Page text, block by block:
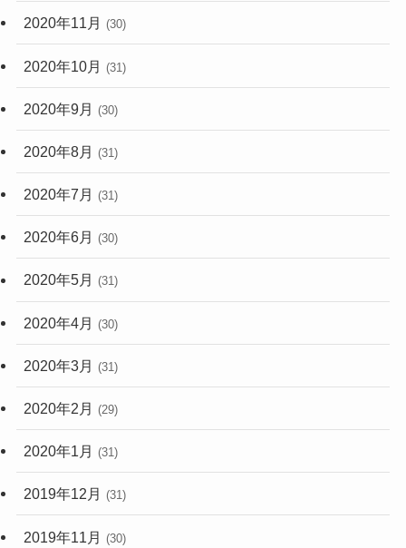
2020年11月 (30)
2020年10月 (31)
2020年9月 (30)
2020年8月 (31)
2020年7月 (31)
2020年6月 (30)
2020年5月 (31)
2020年4月 (30)
2020年3月 (31)
2020年2月 (29)
2020年1月 (31)
2019年12月 (31)
2019年11月 (30)